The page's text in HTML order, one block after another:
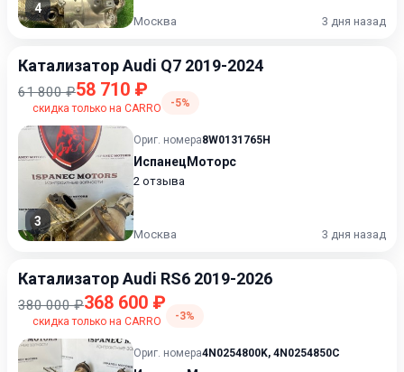
4
Москва 3 дня назад
Катализатор Audi Q7 2019-2024
61 800 ₽58 710 ₽
скидка только на CARRO -5%
3
Ориг. номера8W0131765H
ИспанецМоторс
2 отзыва
Москва 3 дня назад
Катализатор Audi RS6 2019-2026
380 000 ₽368 600 ₽
скидка только на CARRO -3%
Ориг. номера4N0254800K, 4N0254850C